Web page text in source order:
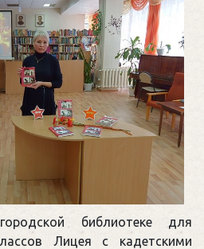
библиотеке для
Лицея с кадетскими